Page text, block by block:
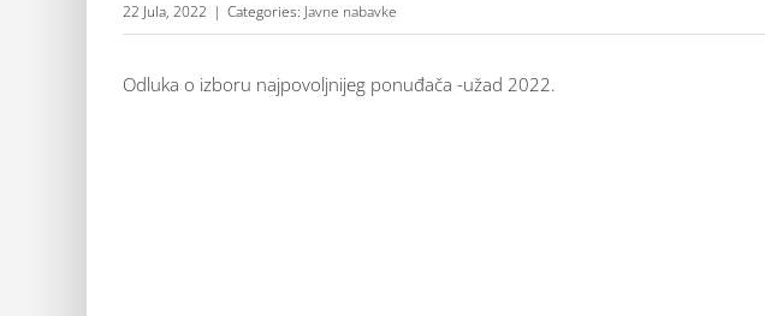
22 Jula, 2022 | Categories: Javne nabavke
Odluka o izboru najpovoljnijeg ponuđača -užad 2022.